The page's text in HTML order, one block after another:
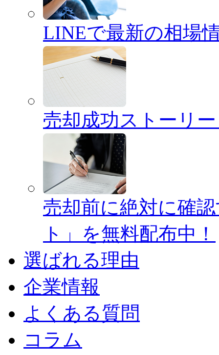
LINEで最新の相場
売却成功ストーリ
売却前に絶対に確
ト」を無料配布中！
選ばれる理由
企業情報
よくある質問
コラム